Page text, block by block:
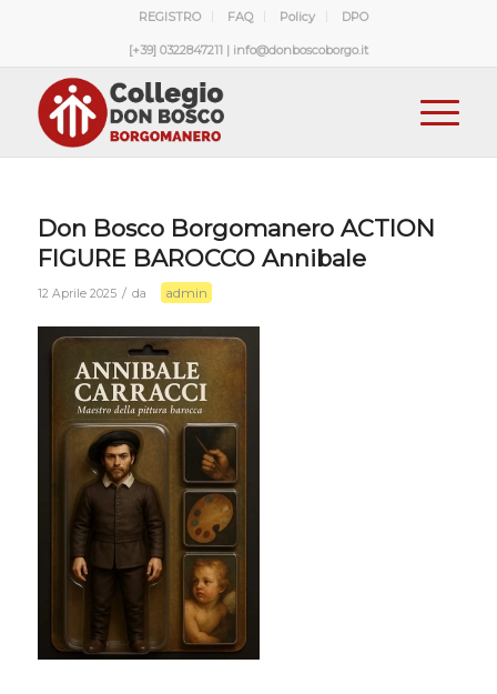
REGISTRO FAQ Policy DPO
[+39] 0322847211 | info@donboscoborgo.it
Don Bosco Borgomanero ACTION
FIGURE BAROCCO Annibale
12 Aprile 2025 / da admin